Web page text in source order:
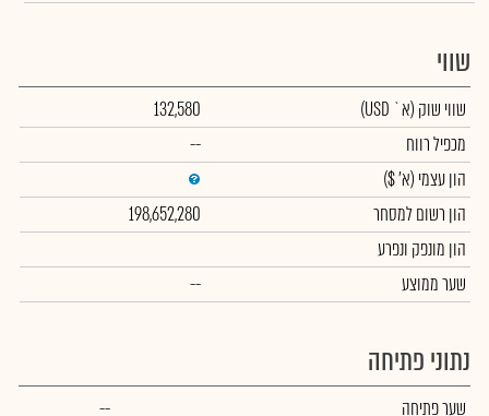
שווי
שווי שוק (א` USD)
132,580
מכפיל רווח
--
הון עצמי (א' $)
הון רשום למסחר
198,652,280
הון מונפק ונפרע
שער ממוצע
--
נתוני פתיחה
שער פתיחה --